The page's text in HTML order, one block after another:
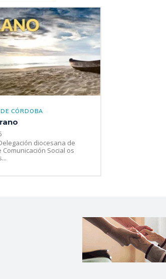
CÓRDOBA
diocesana de
Comunicación Social os